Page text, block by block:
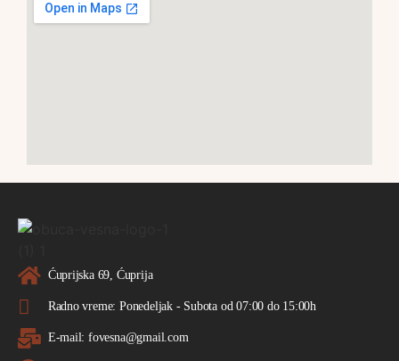
Ćuprijska 69, Ćuprija
Radno vreme: Ponedeljak - Subota od 07:00 do 15:00h
E-mail: fovesna@gmail.com